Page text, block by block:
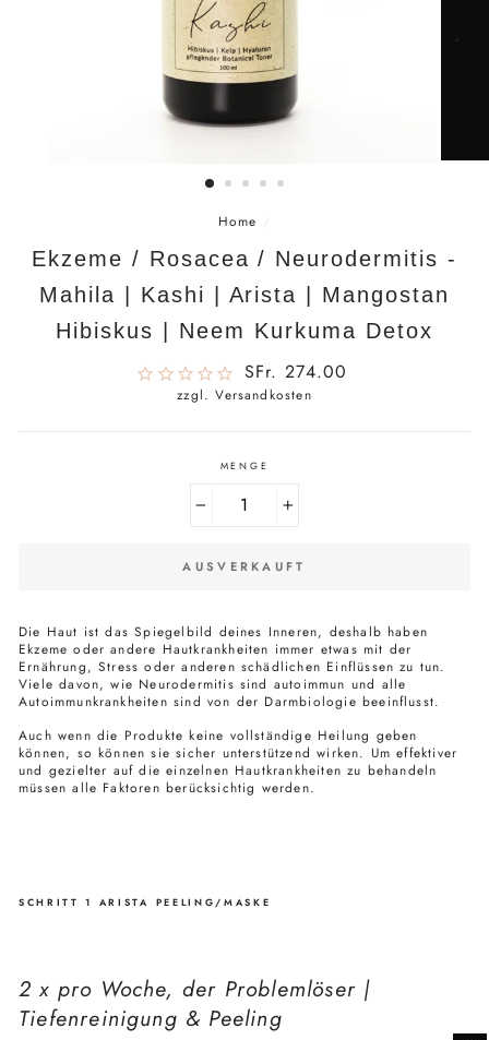
Home /
Ekzeme / Rosacea / Neurodermitis -
Mahila | Kashi | Arista | Mangostan
Hibiskus | Neem Kurkuma Detox
Normaler
Preis
SFr. 274.00
zzgl. Versandkosten
MENGE
AUSVERKAUFT
Die Haut ist das Spiegelbild deines Inneren, deshalb haben
Ekzeme oder andere Hautkrankheiten immer etwas mit der
Ernährung, Stress oder anderen schädlichen Einflüssen zu tun.
Viele davon, wie Neurodermitis sind autoimmun und alle
Autoimmunkrankheiten sind von der Darmbiologie beeinflusst.
Auch wenn die Produkte keine vollständige Heilung geben
können, so können sie sicher unterstützend wirken. Um effektiver
und gezielter auf die einzelnen Hautkrankheiten zu behandeln
müssen alle Faktoren berücksichtig werden.
SCHRITT 1 ARISTA PEELING/MASKE
2 x pro Woche, der Problemlöser |
Tiefenreinigung & Peeling